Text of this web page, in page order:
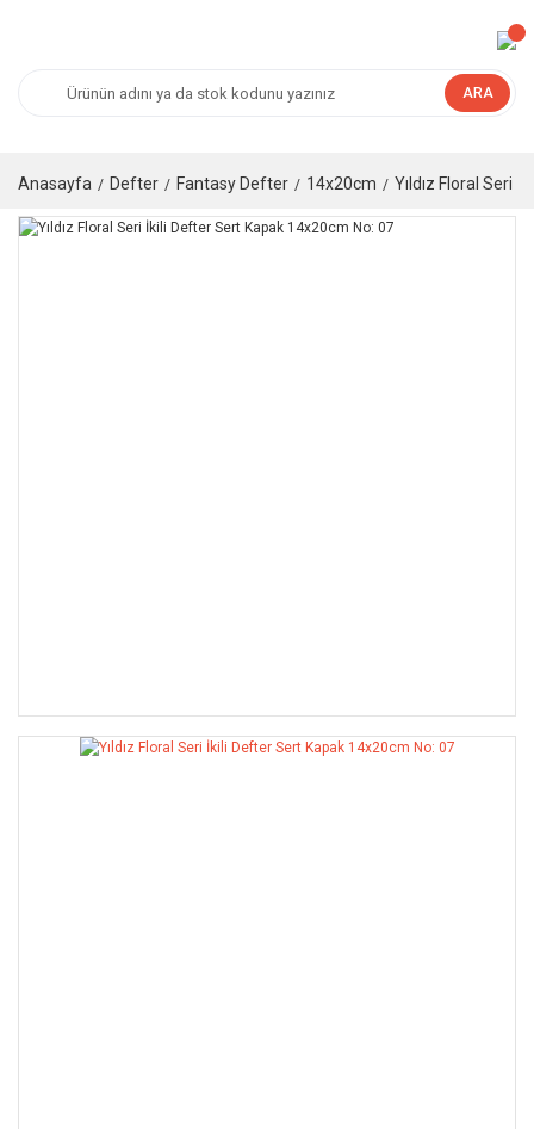
ARA
Anasayfa Defter Fantasy Defter 14x20cm Yıldız Floral Seri